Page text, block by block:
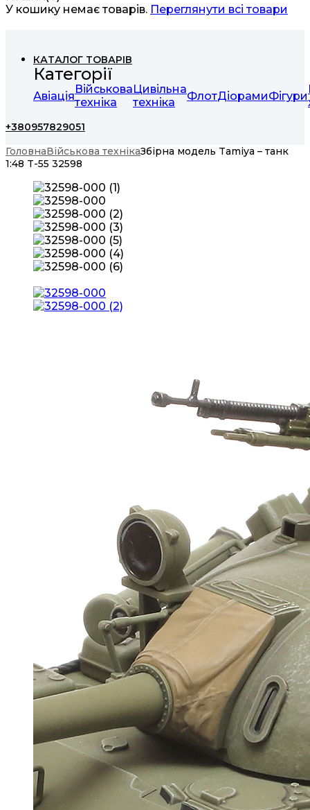
У кошику немає товарів. Переглянути всі товари
КАТАЛОГ ТОВАРІВ
Категорії
АвіаціяВійськова
техніка
Цивільна
техніка
ФлотДіорамиФігури
+380957829051
ГоловнаВійськова технікаЗбірна модель Tamiya – танк
1:48 T-55 32598